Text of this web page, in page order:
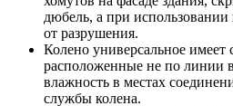
дюбель, а при
от разрушения.
Колено универсальное
расположенные не по линии
влажность в местах
службы колена.